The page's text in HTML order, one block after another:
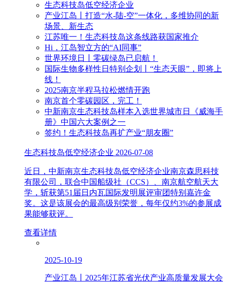
生态科技岛低空经济企业
产业江岛丨打造“水-陆-空”一体化，多维协同的新
场景、新生态
江苏唯一！生态科技岛这条线路获国家推介
Hi，江岛智立方的“AI同事”
世界环境日丨零碳绿岛已启航！
国际生物多样性日特别企划丨“生态天眼”，即将上
线！
2025南京半程马拉松燃情开跑
南京首个零碳园区，完工！
中新南京生态科技岛样本入选世界城市日《威海手
册》中国六大案例之一
签约！生态科技岛再扩产业“朋友圈”
生态科技岛低空经济企业 2026-07-08
近日，中新南京生态科技岛低空经济企业南京森思科技
有限公司，联合中国船级社（CCS）、南京航空航天大
学，斩获第51届日内瓦国际发明展评审团特别嘉许金
奖。这是该展会的最高级别荣誉，每年仅约3%的参展成
果能够获评。
查看详情
2025-10-19
产业江岛丨2025年江苏省光伏产业高质量发展大会